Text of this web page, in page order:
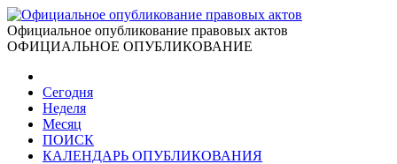
Официальное опубликование правовых актов
ОФИЦИАЛЬНОЕ ОПУБЛИКОВАНИЕ
Сегодня
Неделя
Месяц
ПОИСК
КАЛЕНДАРЬ ОПУБЛИКОВАНИЯ